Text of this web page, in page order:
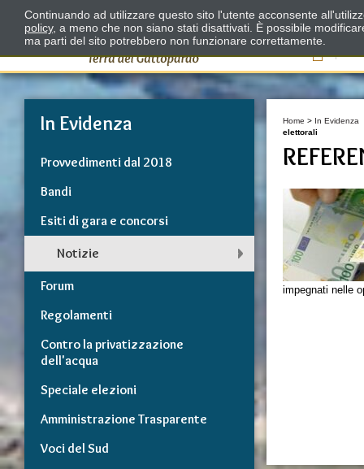
Il
In Evidenza
Provvedimenti dal 2018
Bandi
Esiti di gara e concorsi
Notizie
Forum
Regolamenti
Contro la privatizzazione
dell'acqua
Speciale elezioni
Amministrazione Trasparente
Voci del Sud
Home > In Evidenza
elettorali
impegnati nelle
Continuando ad utilizzare questo sito l'utente acconsente
policy, a meno che non siano stati disattivati. È possibile
ma parti del sito potrebbero non funzionare correttamente.